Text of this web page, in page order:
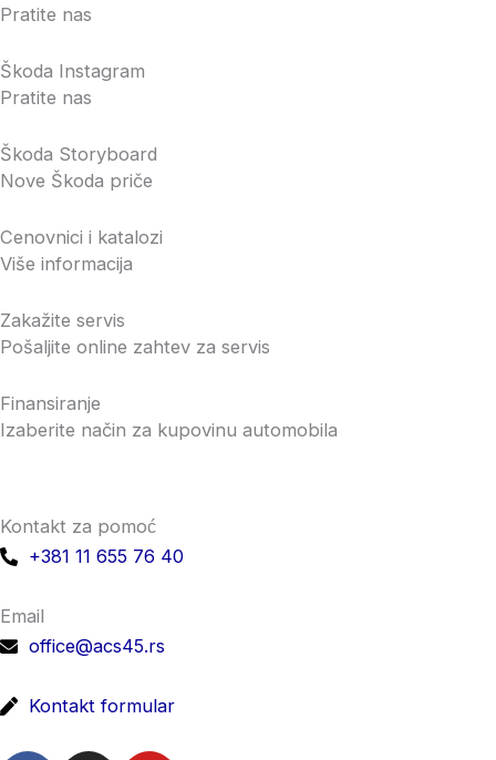
Pratite nas
Škoda Instagram
Pratite nas
Škoda Storyboard
Nove Škoda priče
Cenovnici i katalozi
Više informacija
Zakažite servis
Pošaljite online zahtev za servis
Finansiranje
Izaberite način za kupovinu automobila
Kontakt za pomoć
+381 11 655 76 40
Email
office@acs45.rs
Kontakt formular